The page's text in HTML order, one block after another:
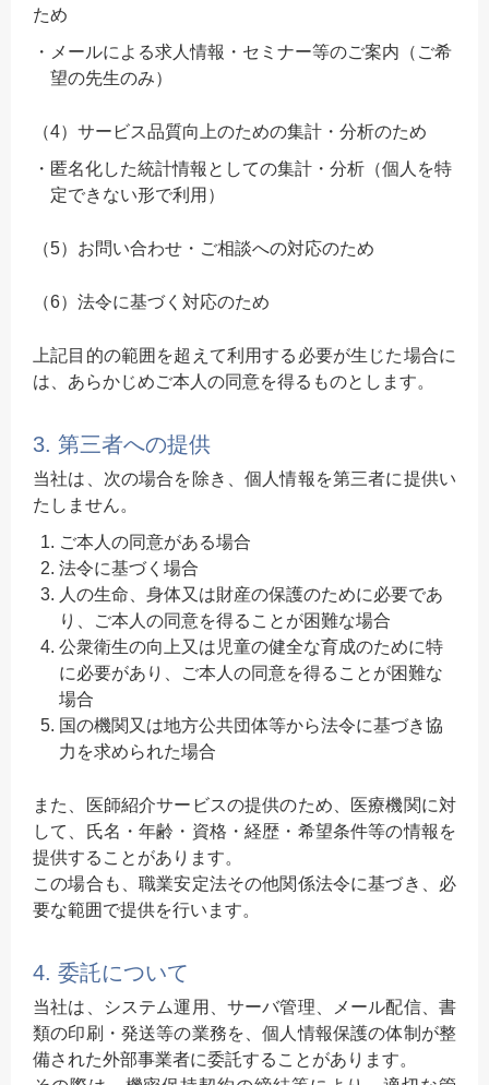
ため
メールによる求人情報・セミナー等のご案内（ご希
望の先生のみ）
（4）サービス品質向上のための集計・分析のため
匿名化した統計情報としての集計・分析（個人を特
定できない形で利用）
（5）お問い合わせ・ご相談への対応のため
（6）法令に基づく対応のため
上記目的の範囲を超えて利用する必要が生じた場合に
は、あらかじめご本人の同意を得るものとします。
3. 第三者への提供
当社は、次の場合を除き、個人情報を第三者に提供い
たしません。
ご本人の同意がある場合
法令に基づく場合
人の生命、身体又は財産の保護のために必要であ
り、ご本人の同意を得ることが困難な場合
公衆衛生の向上又は児童の健全な育成のために特
に必要があり、ご本人の同意を得ることが困難な
場合
国の機関又は地方公共団体等から法令に基づき協
力を求められた場合
また、医師紹介サービスの提供のため、医療機関に対
して、氏名・年齢・資格・経歴・希望条件等の情報を
提供することがあります。
この場合も、職業安定法その他関係法令に基づき、必
要な範囲で提供を行います。
4. 委託について
当社は、システム運用、サーバ管理、メール配信、書
類の印刷・発送等の業務を、個人情報保護の体制が整
備された外部事業者に委託することがあります。